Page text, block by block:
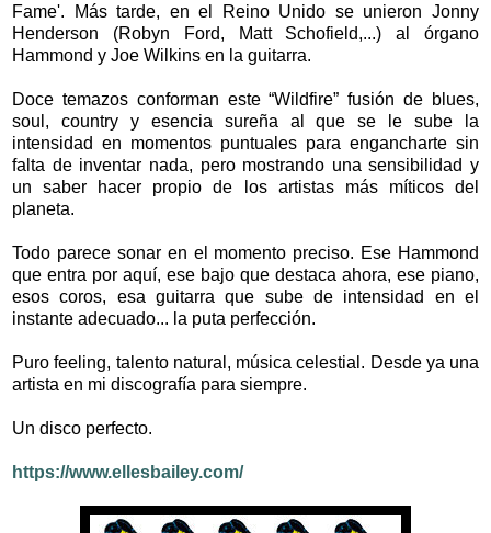
Fame'. Más tarde, en el Reino Unido se unieron Jonny
Henderson (Robyn Ford, Matt Schofield,...) al órgano
Hammond y Joe Wilkins en la guitarra.
Doce temazos conforman este “Wildfire” fusión de blues,
soul, country y esencia sureña al que se le sube la
intensidad en momentos puntuales para engancharte sin
falta de inventar nada, pero mostrando una sensibilidad y
un saber hacer propio de los artistas más míticos del
planeta.
Todo parece sonar en el momento preciso. Ese Hammond
que entra por aquí, ese bajo que destaca ahora, ese piano,
esos coros, esa guitarra que sube de intensidad en el
instante adecuado... la puta perfección.
Puro feeling, talento natural, música celestial. Desde ya una
artista en mi discografía para siempre.
Un disco perfecto.
https://www.ellesbailey.com/